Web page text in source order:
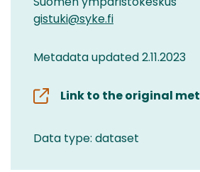
gistuki@syke.fi
Metadata updated 2.11.2023
Link to the original
Data type: dataset